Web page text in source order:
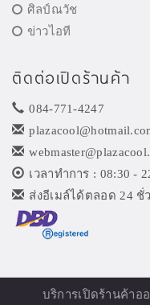
ศิลป์ณวัช
ข่าวไอที
ติดต่อเปิดร้านค้า
084-771-4247
เวลาทำการ : 08:30 -
ส่งอีเมล์ได้ตลอด 24 ชั่
บริการเปิดร้านค้าอ